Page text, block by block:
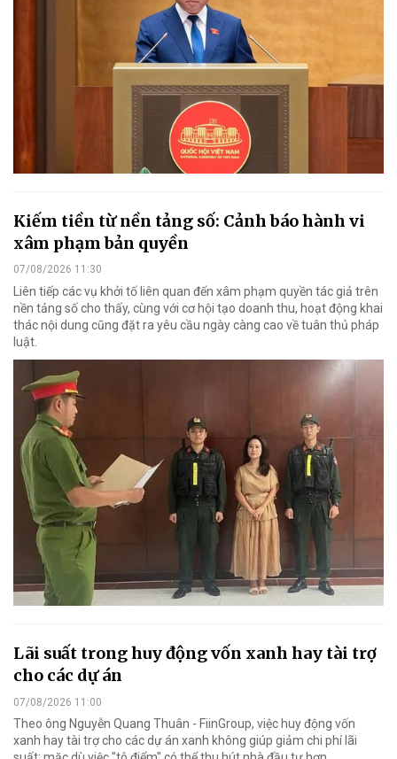
Kiếm tiền từ nền tảng số: Cảnh báo hành vi
xâm phạm bản quyền
07/08/2026 11:30
Liên tiếp các vụ khởi tố liên quan đến xâm phạm quyền tác giả trên
nền tảng số cho thấy, cùng với cơ hội tạo doanh thu, hoạt động khai
thác nội dung cũng đặt ra yêu cầu ngày càng cao về tuân thủ pháp
luật.
Lãi suất trong huy động vốn xanh hay tài trợ
cho các dự án
07/08/2026 11:00
Theo ông Nguyễn Quang Thuân - FiinGroup, việc huy động vốn
xanh hay tài trợ cho các dự án xanh không giúp giảm chi phí lãi